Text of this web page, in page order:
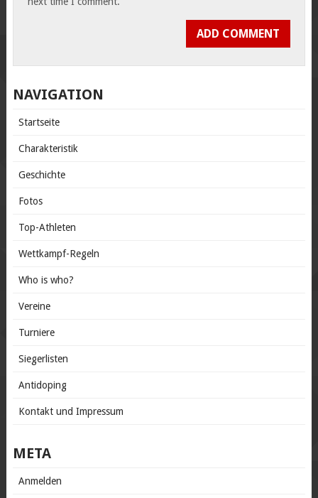
NAVIGATION
Startseite
Charakteristik
Geschichte
Fotos
Top-Athleten
Wettkampf-Regeln
Who is who?
Vereine
Turniere
Siegerlisten
Antidoping
Kontakt und Impressum
META
Anmelden